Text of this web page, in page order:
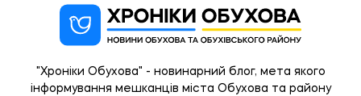
"Хроніки Обухова" - новинарний блог, мета якого
інформування мешканців міста Обухова та району